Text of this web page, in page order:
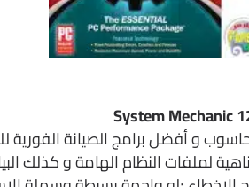
System Mechanic
و أفضل برامج الصيانة الفورية
لملفات النظام الهامة و كذلك